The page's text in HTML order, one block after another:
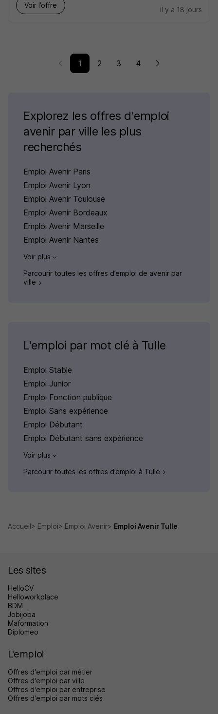
Voir l’offre
il y a 18 jours
1 2 3 4
Explorez les offres d'emploi
avenir par ville les plus
recherchés
Emploi Avenir Paris
Emploi Avenir Lyon
Emploi Avenir Toulouse
Emploi Avenir Bordeaux
Emploi Avenir Marseille
Emploi Avenir Nantes
Voir plus
Parcourir toutes les offres d’emploi de avenir par
ville
L'emploi par mot clé à Tulle
Emploi Stable
Emploi Junior
Emploi Fonction publique
Emploi Sans expérience
Emploi Débutant
Emploi Débutant sans expérience
Voir plus
Parcourir toutes les offres d’emploi à Tulle
Accueil Emploi Emploi Avenir Emploi Avenir Tulle
Les sites
HelloCV
Helloworkplace
BDM
Jobijoba
Maformation
Diplomeo
L'emploi
Offres d'emploi par métier
Offres d'emploi par ville
Offres d'emploi par entreprise
Offres d'emploi par mots clés